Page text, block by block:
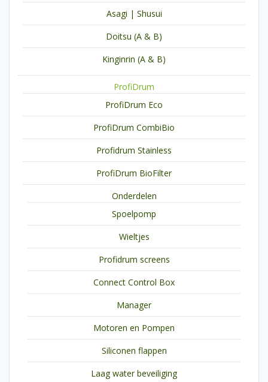
Asagi | Shusui
Doitsu (A & B)
Kinginrin (A & B)
ProfiDrum
ProfiDrum Eco
ProfiDrum CombiBio
Profidrum Stainless
ProfiDrum BioFilter
Onderdelen
Spoelpomp
Wieltjes
Profidrum screens
Connect Control Box
Manager
Motoren en Pompen
Siliconen flappen
Laag water beveiliging